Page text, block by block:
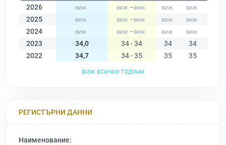
2026
-
2025
-
2024
-
2023
34,0 34 - 34 34 34
2022
34,7 34 - 35 35 35
виж всички години
РЕГИСТЪРНИ ДАННИ
Наименование: